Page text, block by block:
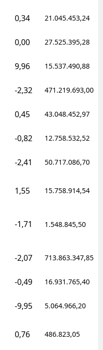
0,34 21.045.453,24
0,00 27.525.395,28
9,96 15.537.490,88
-2,32 471.219.693,00
0,45 43.048.452,97
-0,82 12.758.532,52
-2,41 50.717.086,70
1,55 15.758.914,54
-1,71 1.548.845,50
-2,07 713.863.347,85
-0,49 16.931.765,40
-9,95 5.064.966,20
0,76 486.823,05